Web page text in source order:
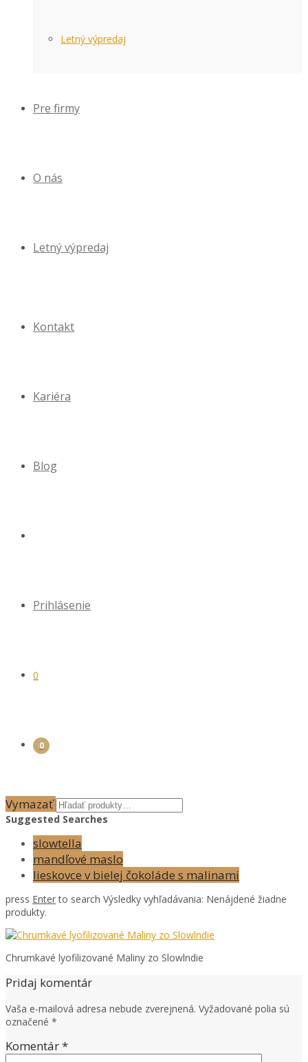
Letný výpredaj
Pre firmy
O nás
Letný výpredaj
Kontakt
Kariéra
Blog
Prihlásenie
0
0
Vymazať
Suggested Searches
slowtella
mandľové maslo
lieskovce v bielej čokoláde s malinami
press Enterto search Výsledky vyhľadávania: Nenájdené žiadne
produkty.
Chrumkavé lyofilizované Maliny zo Slowlndie
Pridaj komentár
Vaša e-mailová adresa nebude zverejnená. Vyžadované polia sú
označené *
Komentár*